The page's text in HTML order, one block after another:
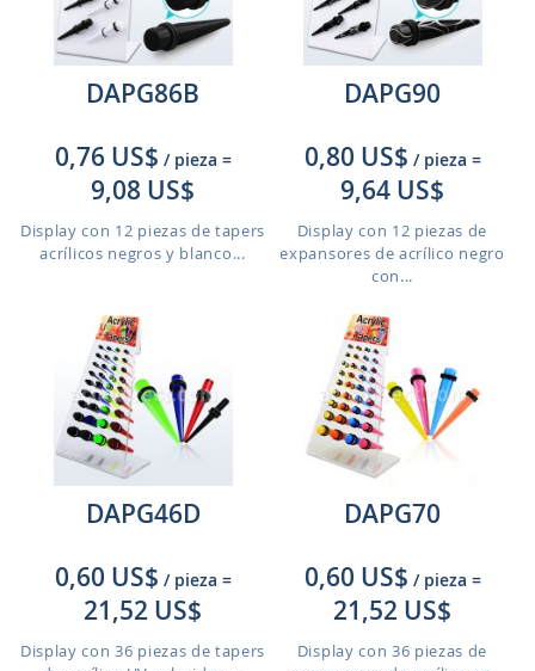
DAPG86B
0,76 US$ / pieza =
9,08 US$
Display con 12 piezas de tapers
acrílicos negros y blanco...
DAPG90
0,80 US$ / pieza =
9,64 US$
Display con 12 piezas de
expansores de acrílico negro
con...
DAPG46D
0,60 US$ / pieza =
21,52 US$
Display con 36 piezas de tapers
DAPG70
0,60 US$ / pieza =
21,52 US$
Display con 36 piezas de